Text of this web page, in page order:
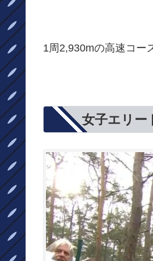
1周2,930mの高速コー
女子エリー